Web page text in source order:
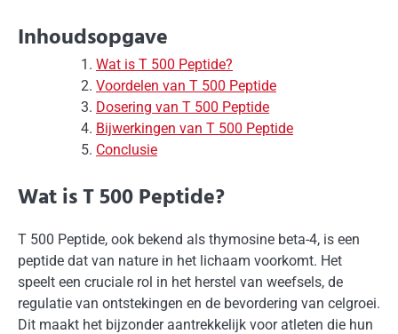
Inhoudsopgave
Wat is T 500 Peptide?
Voordelen van T 500 Peptide
Dosering van T 500 Peptide
Bijwerkingen van T 500 Peptide
Conclusie
Wat is T 500 Peptide?
T 500 Peptide, ook bekend als thymosine beta-4, is een
peptide dat van nature in het lichaam voorkomt. Het
speelt een cruciale rol in het herstel van weefsels, de
regulatie van ontstekingen en de bevordering van celgroei.
Dit maakt het bijzonder aantrekkelijk voor atleten die hun